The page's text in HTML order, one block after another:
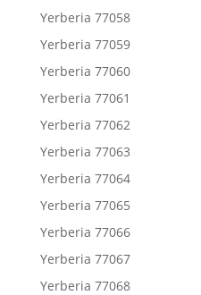
Yerberia 77058
Yerberia 77059
Yerberia 77060
Yerberia 77061
Yerberia 77062
Yerberia 77063
Yerberia 77064
Yerberia 77065
Yerberia 77066
Yerberia 77067
Yerberia 77068